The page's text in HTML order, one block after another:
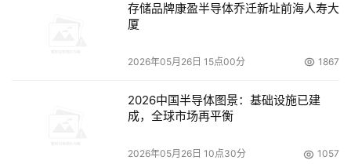
4U、10U和18U（机架单位）的独立机架式系统，满足客户
通用和模块化的架构，允许客户灵活地混合和调节机架密
归档的需要。PX500系列的三套不同系统都是为用户量身定
做，可以通过一个平台就实现基于磁带的备份、恢复和存档
的标准化。利用这个设计优势，昆腾基于互联网的智能管理
存储品牌康盈半导体乔迁新址前海人寿大
厦
2026年05月26日 15点00分 1867
2026中国半导体图景：基础设施已建
成，全球市场再平衡
2026年05月26日 10点30分 1057